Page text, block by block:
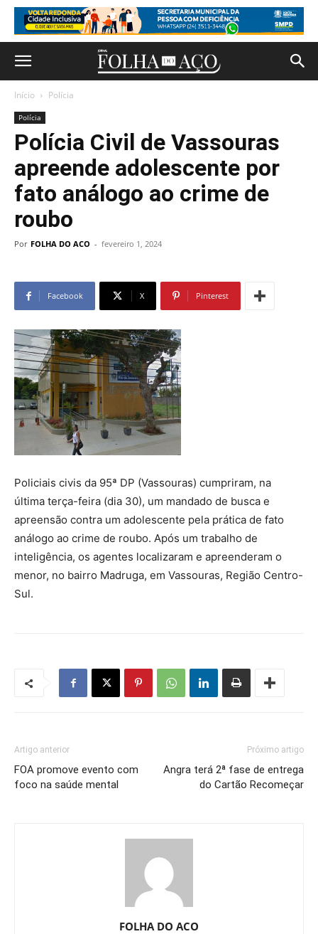
Início Polícia
Polícia
Polícia Civil de Vassouras
apreende adolescente por
fato análogo ao crime de
roubo
Por FOLHA DO ACO - fevereiro 1, 2024
Facebook X Pinterest
Policiais civis da 95ª DP (Vassouras) cumpriram, na
última terça-feira (dia 30), um mandado de busca e
apreensão contra um adolescente pela prática de fato
análogo ao crime de roubo. Após um trabalho de
inteligência, os agentes localizaram e apreenderam o
menor, no bairro Madruga, em Vassouras, Região Centro-
Sul.
Artigo anterior
FOA promove evento com
foco na saúde mental
Próximo artigo
Angra terá 2ª fase de entrega
do Cartão Recomeçar
FOLHA DO ACO